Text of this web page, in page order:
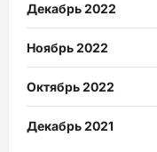
Декабрь 2022
Ноябрь 2022
Октябрь 2022
Декабрь 2021